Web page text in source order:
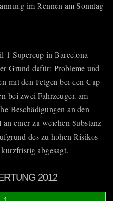
im Rennen am Sonntag
1 Supercup in Barcelona
Grund dafür: Probleme und
mit den Felgen bei den Cup-
bei zwei Fahrzeugen am
Beschädigungen an den
einer zu weichen Substanz
des zu hohen Risikos
abgesagt.
2012
1